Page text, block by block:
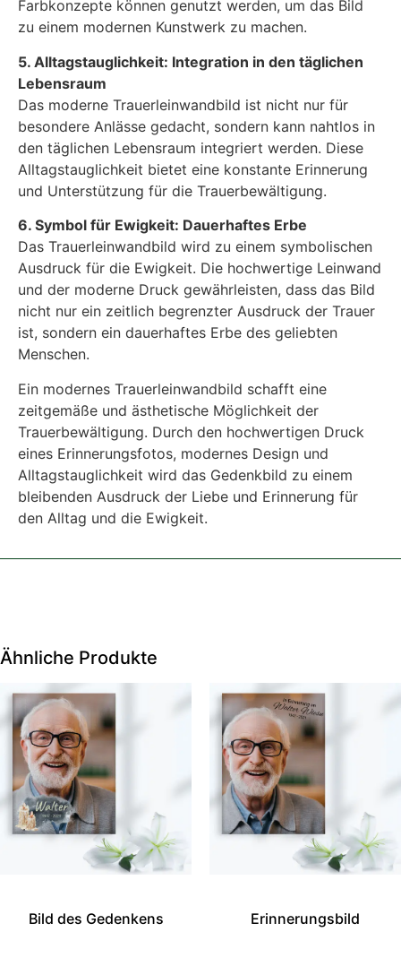
Farbkonzepte können genutzt werden, um das Bild
zu einem modernen Kunstwerk zu machen.
5. Alltagstauglichkeit: Integration in den täglichen
Lebensraum
Das moderne Trauerleinwandbild ist nicht nur für
besondere Anlässe gedacht, sondern kann nahtlos in
den täglichen Lebensraum integriert werden. Diese
Alltagstauglichkeit bietet eine konstante Erinnerung
und Unterstützung für die Trauerbewältigung.
6. Symbol für Ewigkeit: Dauerhaftes Erbe
Das Trauerleinwandbild wird zu einem symbolischen
Ausdruck für die Ewigkeit. Die hochwertige Leinwand
und der moderne Druck gewährleisten, dass das Bild
nicht nur ein zeitlich begrenzter Ausdruck der Trauer
ist, sondern ein dauerhaftes Erbe des geliebten
Menschen.
Ein modernes Trauerleinwandbild schafft eine
zeitgemäße und ästhetische Möglichkeit der
Trauerbewältigung. Durch den hochwertigen Druck
eines Erinnerungsfotos, modernes Design und
Alltagstauglichkeit wird das Gedenkbild zu einem
bleibenden Ausdruck der Liebe und Erinnerung für
den Alltag und die Ewigkeit.
Ähnliche Produkte
Bild des Gedenkens Erinnerungsbild